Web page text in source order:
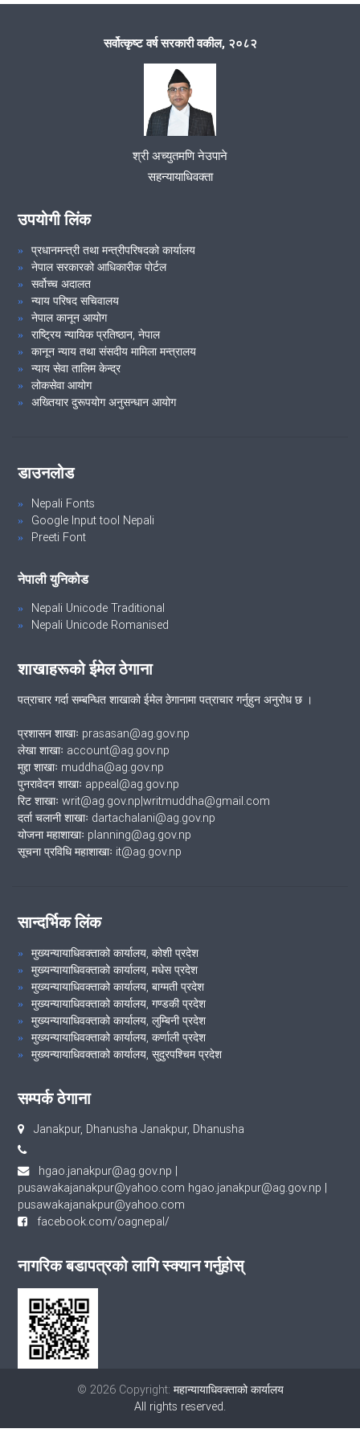
मिति २०७९/०३/०३ गते श्री माध्यमिक बिध्यालय ठाढीमा समुदायमा सरकारी
सर्वोत्कृष्ट वर्ष सरकारी वकील, २०८२
श्री अच्युतमणि नेउपाने
सहन्यायाधिवक्ता
उपयोगी लिंक
प्रधानमन्त्री तथा मन्त्रीपरिषदको कार्यालय
नेपाल सरकारको आधिकारीक पोर्टल
सर्वोच्च अदालत
न्याय परिषद सचिवालय
नेपाल कानून आयोग
राष्ट्रिय न्यायिक प्रतिष्ठान, नेपाल
कानून न्याय तथा संसदीय मामिला मन्त्रालय
न्याय सेवा तालिम केन्द्र
लोकसेवा आयोग
अख्तियार दुरूपयोग अनुसन्धान आयोग
डाउनलोड
Nepali Fonts
Google Input tool Nepali
Preeti Font
नेपाली युनिकोड
Nepali Unicode Traditional
Nepali Unicode Romanised
शाखाहरूको ईमेल ठेगाना
पत्राचार गर्दा सम्बन्धित शाखाको ईमेल ठेगानामा पत्राचार गर्नुहुन अनुरोध छ ।
प्रशासन शाखाः prasasan@ag.gov.np
लेखा शाखाः account@ag.gov.np
मुद्दा शाखाः muddha@ag.gov.np
पुनरावेदन शाखाः appeal@ag.gov.np
रिट शाखाः writ@ag.gov.np|writmuddha@gmail.com
दर्ता चलानी शाखाः dartachalani@ag.gov.np
योजना महाशाखाः planning@ag.gov.np
सूचना प्रविधि महाशाखाः it@ag.gov.np
सान्दर्भिक लिंक
मुख्यन्यायाधिवक्ताको कार्यालय, कोशी प्रदेश
मुख्यन्यायाधिवक्ताको कार्यालय, मधेस प्रदेश
मुख्यन्यायाधिवक्ताको कार्यालय, बाग्मती प्रदेश
मुख्यन्यायाधिवक्ताको कार्यालय, गण्डकी प्रदेश
मुख्यन्यायाधिवक्ताको कार्यालय, लुम्बिनी प्रदेश
मुख्यन्यायाधिवक्ताको कार्यालय, कर्णाली प्रदेश
मुख्यन्यायाधिवक्ताको कार्यालय, सुदुरपश्चिम प्रदेश
सम्पर्क ठेगाना
Janakpur, Dhanusha Janakpur, Dhanusha
hgao.janakpur@ag.gov.np |
pusawakajanakpur@yahoo.com hgao.janakpur@ag.gov.np |
pusawakajanakpur@yahoo.com
facebook.com/oagnepal/
नागरिक बडापत्रको लागि स्क्यान गर्नुहोस्
© 2026 Copyright: महान्यायाधिवक्ताको कार्यालय
All rights reserved.